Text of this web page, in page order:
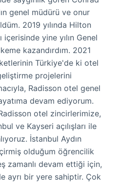
genel müdürü ve onur
2019 yılında Hilton
içerisinde yine yılın Genel
kazandırdım. 2021
Türkiye'de ki otel
geliştirme projelerini
Radisson otel genel
devam ediyorum.
otel zincirlerimize,
ve Kayseri açılışları ile
İstanbul Aydın
olduğum öğrencilik
zamanlı devam ettiği için,
ayrı bir yere sahiptir. Çok